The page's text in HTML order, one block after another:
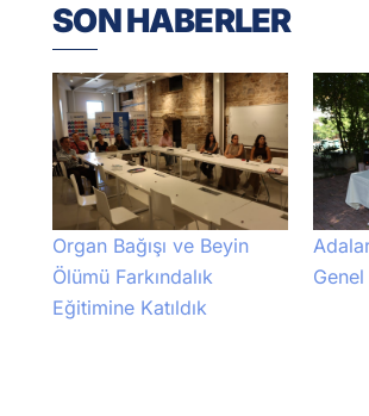
SON HABERLER
Organ Bağışı ve Beyin
Ölümü Farkındalık
Eğitimine Katıldık